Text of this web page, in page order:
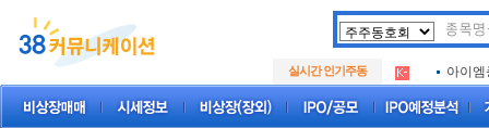
실시간 인기주동
.
아크로
아이엠
.
아크로